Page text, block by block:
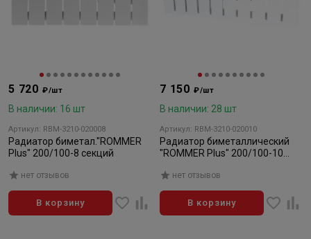
5 720 ₽/шт
В наличии: 16 шт
Артикул: RBM-3210-020008
Радиатор биметал."ROMMER
Plus" 200/100-8 секций
нет отзывов
В корзину
7 150 ₽/шт
В наличии: 28 шт
Артикул: RBM-3210-020010
Радиатор биметаллический
"ROMMER Plus" 200/100-10
нет отзывов
В корзину